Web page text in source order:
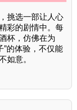
挑选一部让人心
彩的剧情中。每
杯，仿佛在为
”的体验，不仅能
如意。